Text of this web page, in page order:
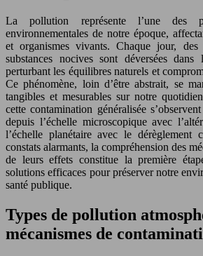
La pollution représente l’une des
environnementales de notre époque,
et organismes vivants. Chaque jour,
substances nocives sont déversées
perturbant les équilibres naturels et
Ce phénomène, loin d’être abstrait, se
tangibles et mesurables sur notre
cette contamination généralisée
depuis l’échelle microscopique avec
l’échelle planétaire avec le dérèglement
constats alarmants, la compréhension des
de leurs effets constitue la première
solutions efficaces pour préserver notre
santé publique.
Types de pollution
mécanismes de